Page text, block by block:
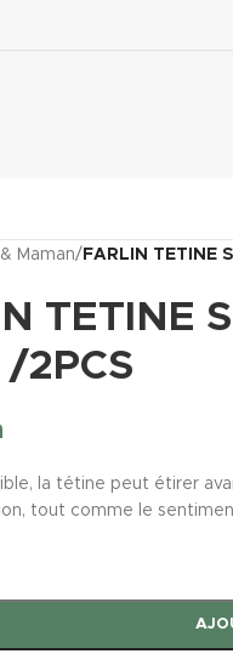
Maman/ FARLIN TETINE
TETINE
/2PCS
, la tétine peut étirer
tout comme le